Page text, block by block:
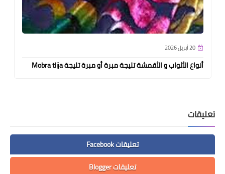
20 أبريل 2026
أنواع الأثواب و الأقمشة تليجة مبرة أو مبرة تليجة Mobra tlija
تعليقات
تعليقات Facebook
تعليقات Blogger